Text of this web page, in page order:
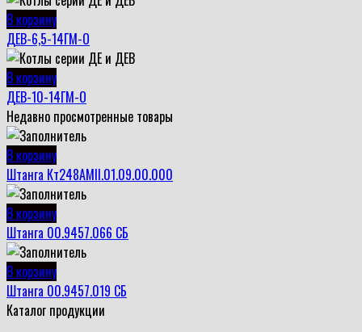
В корзину
ДЕВ-6,5-14ГМ-О
В корзину
ДЕВ-10-14ГМ-О
Недавно просмотренные товары
В корзину
Штанга Кт248АМII.01.09.00.000
В корзину
Штанга 00.9457.066 СБ
В корзину
Штанга 00.9457.019 СБ
Каталог продукции